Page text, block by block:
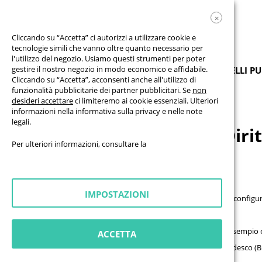
PRODOTTI STRISCIONI BANDIERE PANNELLI
Diritto di recesso per la vendita di beni
Informazioni sul diritto di recesso
Il diritto di recesso non si applica ai prodotti realizzati su misura o
Questi prodotti vengono realizzati secondo le Sue specifiche, ad
Ai sensi dell’articolo 312g, paragrafo 2, punto 1, del Codice civile
×
Cliccando su “Accetta” ci autorizzi a utilizzare cookie e
tecnologie simili che vanno oltre quanto necessario per
l'utilizzo del negozio. Usiamo questi strumenti per poter
gestire il nostro negozio in modo economico e affidabile.
Cliccando su “Accetta”, acconsenti anche all'utilizzo di
funzionalità pubblicitarie dei partner pubblicitari. Se non
desideri accettareci limiteremo ai cookie essenziali. Ulteriori
informazioni nella informativa sulla privacye nelle note
legali.
Per ulteriori informazioni, consultare la
IMPOSTAZIONI
ACCETTA